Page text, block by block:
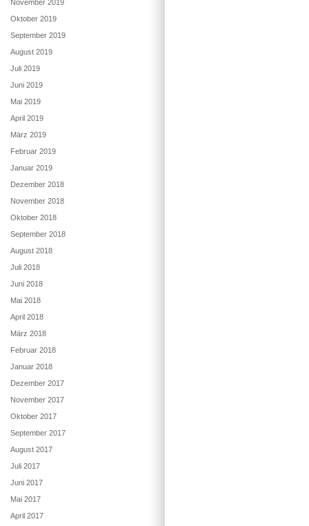
November 2019
Oktober 2019
September 2019
August 2019
Juli 2019
Juni 2019
Mai 2019
April 2019
März 2019
Februar 2019
Januar 2019
Dezember 2018
November 2018
Oktober 2018
September 2018
August 2018
Juli 2018
Juni 2018
Mai 2018
April 2018
März 2018
Februar 2018
Januar 2018
Dezember 2017
November 2017
Oktober 2017
September 2017
August 2017
Juli 2017
Juni 2017
Mai 2017
April 2017